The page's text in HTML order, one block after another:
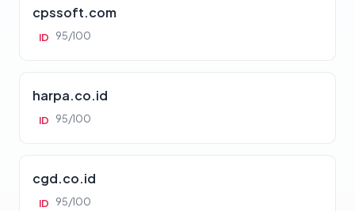
cpssoft.com
ID 95/100
harpa.co.id
ID 95/100
cgd.co.id
ID 95/100